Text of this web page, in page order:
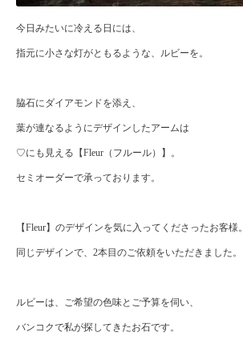
今日みたいに冷える日には、
指元に小さな灯がともるような、ルビーを。
脇石にダイアモンドを添え、
葉が連なるようにデザインしたアームは
♡にも見える【Fleur（フルール）】。
セミオーダーで承っております。
【Fleur】のデザインを気に入ってくださったお客様。
同じデザインで、2本目のご依頼をいただきました。
ルビーは、ご希望の色味とご予算を伺い、
バンコクで私が探してきたお石です。